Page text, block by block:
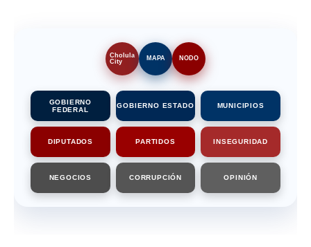
Cholula
City
MAPA NODO
GOBIERNO
FEDERAL
GOBIERNO ESTADO MUNICIPIOS
DIPUTADOS PARTIDOS INSEGURIDAD
NEGOCIOS CORRUPCIÓN OPINIÓN